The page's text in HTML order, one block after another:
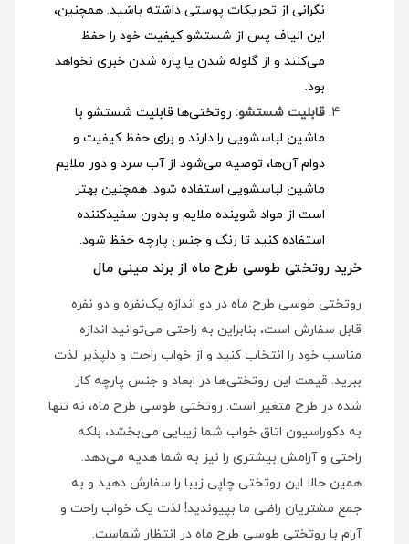
نگرانی از تحریکات پوستی داشته باشید. همچنین،
این الیاف پس از شستشو کیفیت خود را حفظ
می‌کنند و از گلوله شدن یا پاره شدن خبری نخواهد
بود.
قابلیت شستشو: روتختی‌ها قابلیت شستشو با
ماشین لباسشویی را دارند و برای حفظ کیفیت و
دوام آن‌ها، توصیه می‌شود از آب سرد و دور ملایم
ماشین لباسشویی استفاده شود. همچنین بهتر
است از مواد شوینده ملایم و بدون سفیدکننده
استفاده کنید تا رنگ و جنس پارچه حفظ شود.
خرید روتختی طوسی طرح ماه از برند مینی مال
روتختی طوسی طرح ماه در دو اندازه یک‌نفره و دو نفره
قابل سفارش است، بنابراین به راحتی می‌توانید اندازه
مناسب خود را انتخاب کنید و از خواب راحت و دلپذیر لذت
ببرید. قیمت این روتختی‌ها در ابعاد و جنس پارچه کار
شده در طرح متغیر است. روتختی طوسی طرح ماه، نه تنها
به دکوراسیون اتاق خواب شما زیبایی می‌بخشد، بلکه
راحتی و آرامش بیشتری را نیز به شما هدیه می‌دهد.
همین حالا این روتختی چاپی زیبا را سفارش دهید و به
جمع مشتریان راضی ما بپیوندید! لذت یک خواب راحت و
آرام با روتختی طوسی طرح ماه در انتظار شماست.